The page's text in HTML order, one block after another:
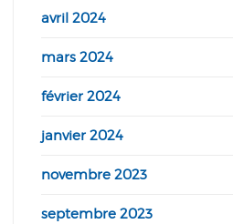
avril 2024
mars 2024
février 2024
janvier 2024
novembre 2023
septembre 2023